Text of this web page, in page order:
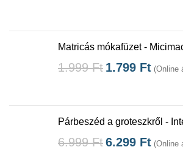
Matricás mókafüzet -
1.999Ft 1.799 Ft (Online
Párbeszéd a groteszkről -
6.999Ft6.299 Ft (Online